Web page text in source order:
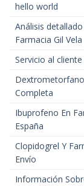
hello world
Análisis
Farmacia Gil Vela
Servicio al
Dextrometorfano
Completa
Ibuprofeno En
España
Clopidogrel Y
Envío
Información